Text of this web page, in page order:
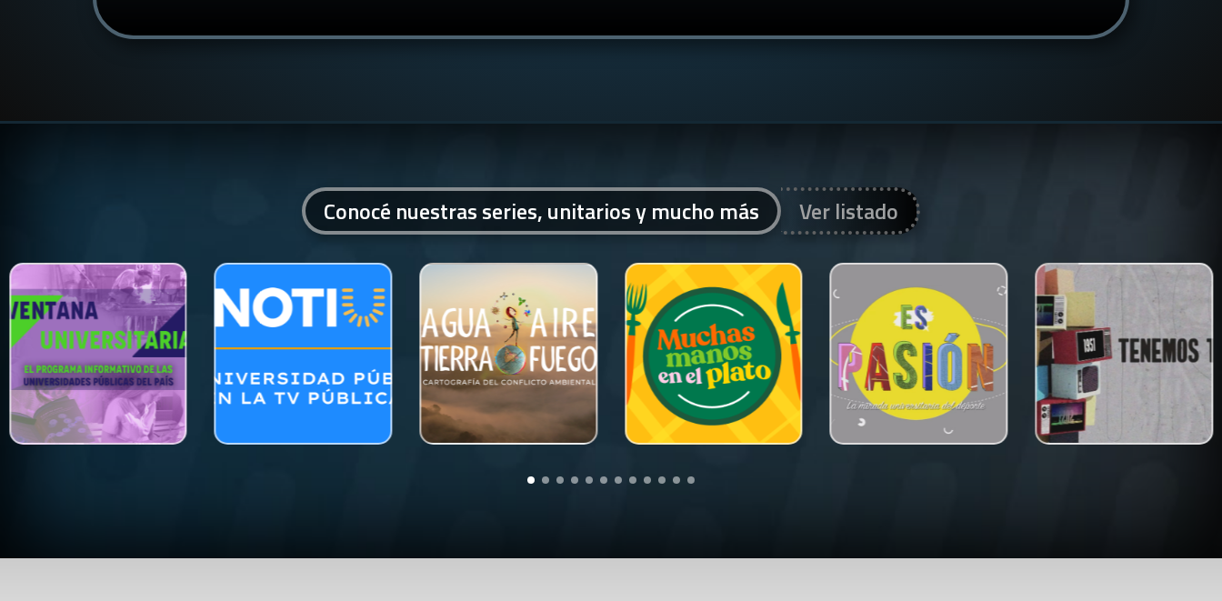
Conocé nuestras series, unitarios y mucho más Ver listado